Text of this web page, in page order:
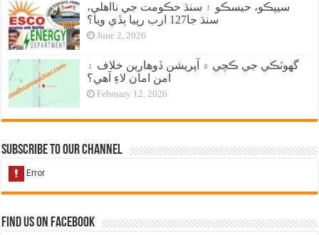
سيپڪو، حيسڪو ۽ سنڌ حڪومت جي نااهلي،
سنڌ جا127 ارب رپيا ٻڏي ويا؟
June 2, 2026
گهوٽڪي جي ڪچي ۾ آپريشن ڏوهارين خلاف ۽
امن امان لاءِ آهي؟
February 12, 2026
Subscribe to our Channel
Find us on Facebook